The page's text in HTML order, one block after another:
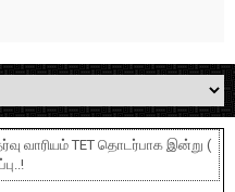
வாரியம் TET தொடர்பாக இன்று (